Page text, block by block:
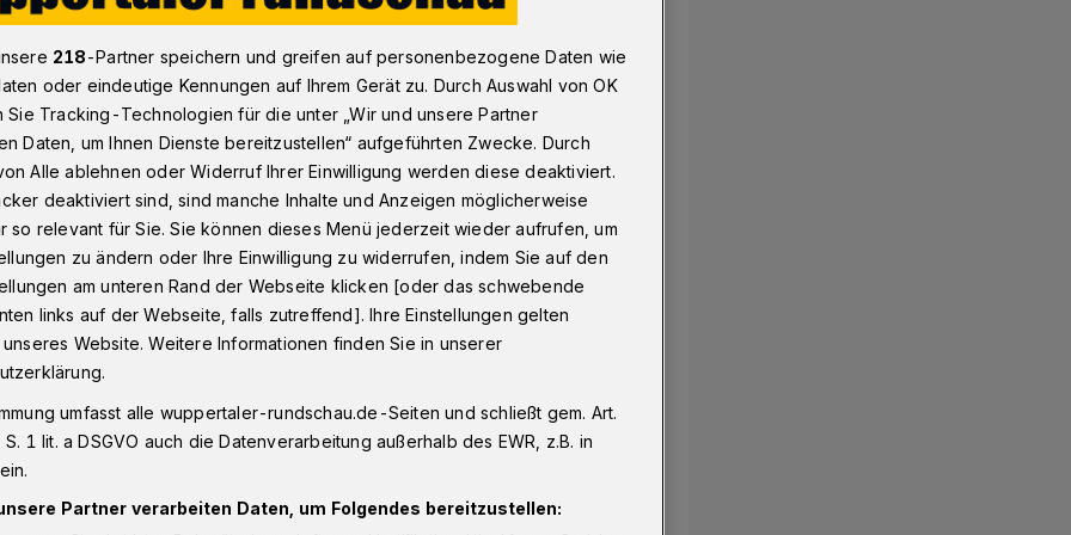
Die Straße Beyeröhde in Wuppertal soll wieder freigegeben werden
soll
werden
für die Bewohner der Straße
eineinhalbjähriger Sperrung aufgrund
bereitet das Verkehrsressort der
und Wiederfreigabe der
218-Partner speichern und greifen auf personenbezogene Daten wie
oder eindeutige Kennungen auf Ihrem Gerät zu. Durch Auswahl von OK
Sie Tracking-Technologien für die unter „Wir und unsere Partner
Daten, um Ihnen Dienste bereitzustellen“ aufgeführten Zwecke. Durch
Alle ablehnen oder Widerruf Ihrer Einwilligung werden diese deaktiviert.
deaktiviert sind, sind manche Inhalte und Anzeigen möglicherweise
so relevant für Sie. Sie können dieses Menü jederzeit wieder aufrufen, um
zu ändern oder Ihre Einwilligung zu widerrufen, indem Sie auf den
am unteren Rand der Webseite klicken [oder das schwebende
links auf der Webseite, falls zutreffend]. Ihre Einstellungen gelten
Website. Weitere Informationen finden Sie in unserer
umfasst alle wuppertaler-rundschau.de-Seiten und schließt gem. Art.
1 lit. a DSGVO auch die Datenverarbeitung außerhalb des EWR, z.B. in
Partner verarbeiten Daten, um Folgendes bereitzustellen: